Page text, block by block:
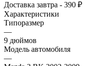
Доставка завтра - 390 ₽
Характеристики
Типоразмер
—
9 дюймов
Модель автомобиля
—